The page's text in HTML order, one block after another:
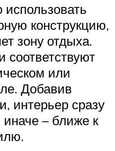
конструкцию,
зону отдыха.
соответствуют
или
Добавив
интерьер сразу
иначе – ближе к